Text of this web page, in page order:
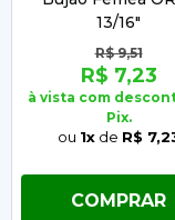
13/16"
R$ 9,51
R$ 7,23
à vista com
Pix.
ou 1xde R$
COMPRAR